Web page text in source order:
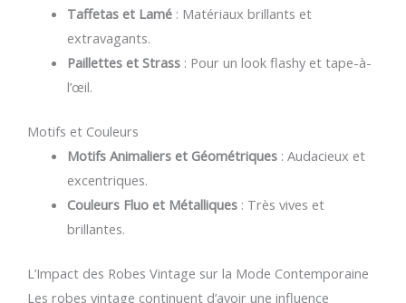
Taffetas et Lamé: Matériaux brillants et
extravagants.
Paillettes et Strass: Pour un look flashy et tape-à-
l’œil.
Motifs et Couleurs
Motifs Animaliers et Géométriques: Audacieux et
excentriques.
Couleurs Fluo et Métalliques: Très vives et
brillantes.
L’Impact des Robes Vintage sur la Mode Contemporaine
Les robes vintage continuent d’avoir une influence